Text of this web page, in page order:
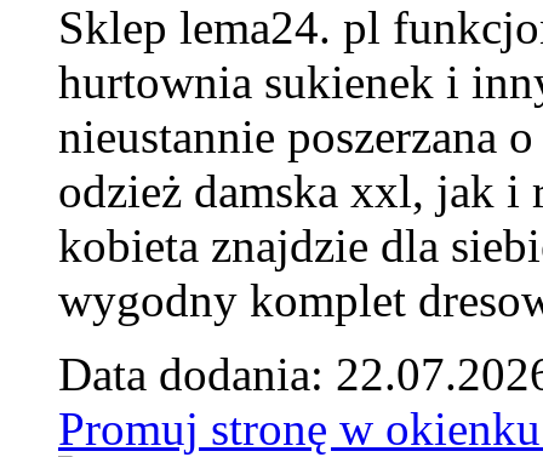
Sklep lema24. pl
hurtownia sukienek i
nieustannie poszerzana
odzież damska xxl, jak i
kobieta znajdzie dla
wygodny komplet
Data dodania:
Promuj stronę w